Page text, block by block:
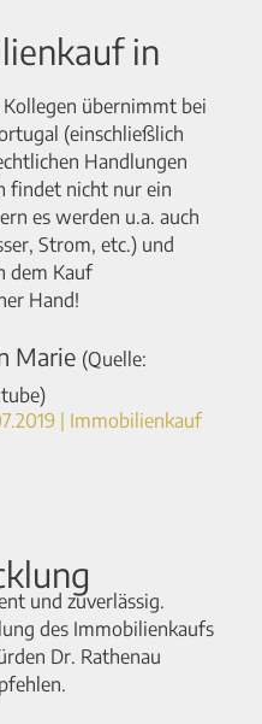
in
übernimmt bei
(einschließlich
Handlungen
findet nicht nur ein
es werden u.a. auch
Strom, etc.) und
dem Kauf
Hand!
Marie (Quelle:
| Immobilienkauf
und zuverlässig.
des Immobilienkaufs
Dr. Rathenau